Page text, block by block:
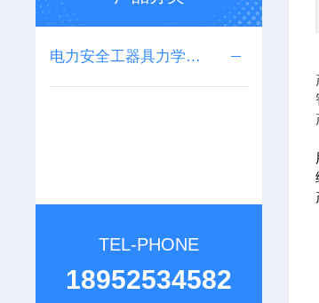
电力安全工器具力学性能试验机
TEL-PHONE
18952534582